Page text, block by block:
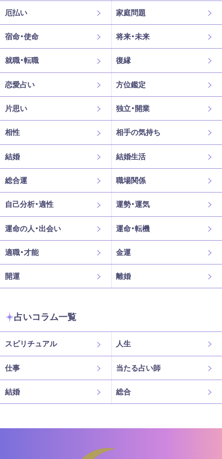
厄払い 家庭問題
宿命・使命 将来・未来
就職・転職 復縁
恋愛占い 方位鑑定
片思い 独立・開業
相性 相手の気持ち
結婚 結婚生活
総合運 職場関係
自己分析・適性 運勢・運気
運命の人・出会い 運命・転機
適職・才能 金運
開運 離婚
占いコラム一覧
スピリチュアル 人生
仕事 当たる占い師
結婚 総合